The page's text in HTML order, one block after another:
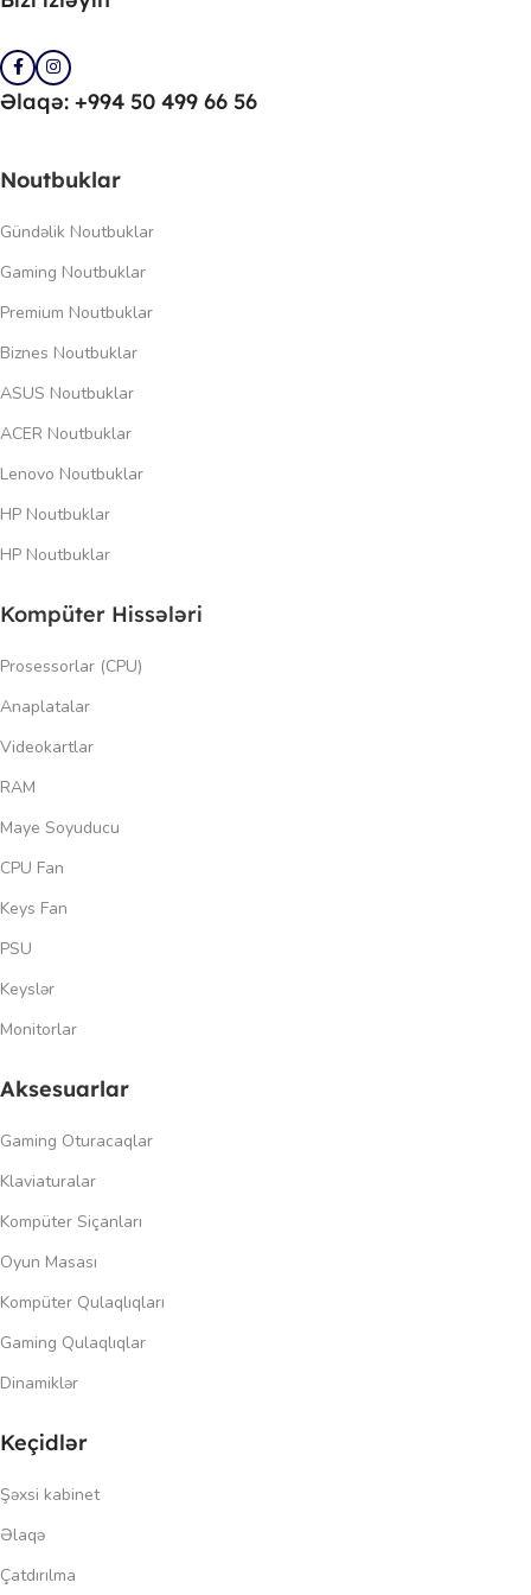
Əlaqə: +994 50 499 66 56
Noutbuklar
Gündəlik Noutbuklar
Gaming Noutbuklar
Premium Noutbuklar
Biznes Noutbuklar
ASUS Noutbuklar
ACER Noutbuklar
Lenovo Noutbuklar
HP Noutbuklar
HP Noutbuklar
Kompüter Hissələri
Prosessorlar (CPU)
Anaplatalar
Videokartlar
RAM
Maye Soyuducu
CPU Fan
Keys Fan
PSU
Keyslər
Monitorlar
Aksesuarlar
Gaming Oturacaqlar
Klaviaturalar
Kompüter Siçanları
Oyun Masası
Kompüter Qulaqlıqları
Gaming Qulaqlıqlar
Dinamiklər
Keçidlər
Şəxsi kabinet
Əlaqə
Çatdırılma